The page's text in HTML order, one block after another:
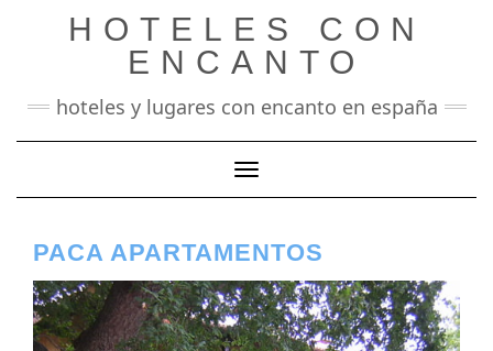
HOTELES CON
ENCANTO
hoteles y lugares con encanto en españa
Cambiar modo de navegación
PACA APARTAMENTOS